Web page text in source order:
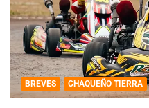
BREVES CHAQUEÑO TIERRA